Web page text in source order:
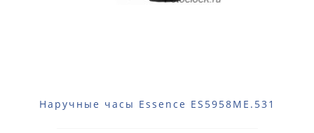
Наручные часы Essence ES5958ME.531